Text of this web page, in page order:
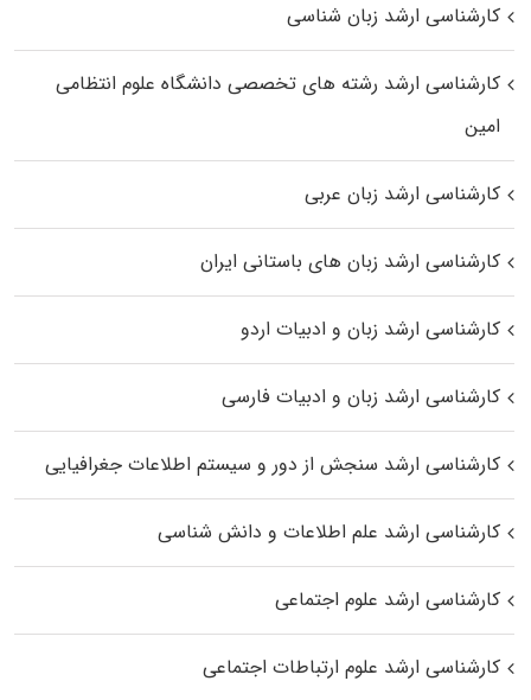
کارشناسی ارشد زبان شناسی
کارشناسی ارشد رﺷﺘﻪ ﻫﺎی تخصصی داﻧﺸﮕﺎه ﻋﻠﻮم انتظامی
اﻣﻴﻦ
کارشناسی ارشد زبان عربی
کارشناسی ارشد زبان‌ های باستانی ایران
کارشناسی ارشد زبان و ادبیات اردو
کارشناسی ارشد زبان و ادبیات فارسی
کارشناسی ارشد سنجش از دور و سیستم اطلاعات جغرافیایی
کارشناسی ارشد علم اطلاعات و دانش شناسی
کارشناسی ارشد علوم اجتماعی
کارشناسی ارشد علوم ارتباطات اجتماعی